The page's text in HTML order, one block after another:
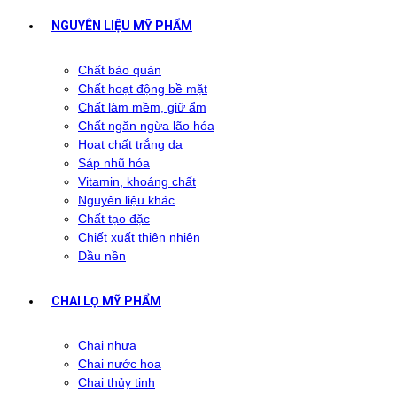
NGUYÊN LIỆU MỸ PHẨM
Chất bảo quản
Chất hoạt động bề mặt
Chất làm mềm, giữ ẩm
Chất ngăn ngừa lão hóa
Hoạt chất trắng da
Sáp nhũ hóa
Vitamin, khoáng chất
Nguyên liệu khác
Chất tạo đặc
Chiết xuất thiên nhiên
Dầu nền
CHAI LỌ MỸ PHẨM
Chai nhựa
Chai nước hoa
Chai thủy tinh